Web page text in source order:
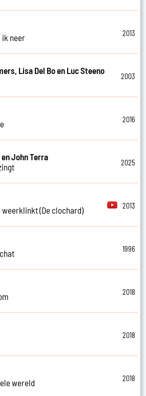
ik neer
2013
Lisa Del Bo en Luc Steeno
2003
2016
en John Terra
2025
weerklinkt (De clochard)
2013
1996
2018
2018
wereld
2018